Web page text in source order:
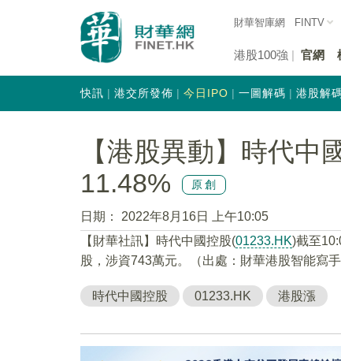
財華智庫網 FINTV
港股100強 官網
快訊 港交所發佈 今日IPO 一圖解碼 港股解
【港股異動】時代中
11.48%
原創
日期：
2022年8月16日 上午10:05
【財華社訊】時代中國控股(01233.HK)截至
股，涉資743萬元。（出處：財華港股智能寫手
時代中國控股 01233.HK 港股漲